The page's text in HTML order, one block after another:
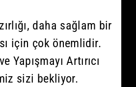
daha sağlam bir
için çok önemlidir.
Yapışmayı Artırıcı
sizi bekliyor.